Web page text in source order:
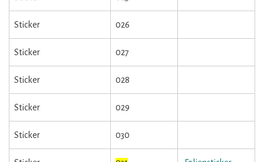
Sticker 026
Sticker 027
Sticker 028
Sticker 029
Sticker 030